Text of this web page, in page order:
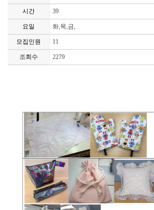
시간 39
요일 화,목,금,
모집인원 11
조회수 2279